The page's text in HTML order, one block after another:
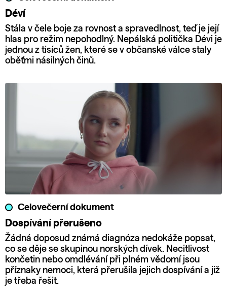
Déví
Stála v čele boje za rovnost a spravedlnost, teď je její
hlas pro režim nepohodlný. Nepálská politička Dévi je
jednou z tisíců žen, které se v občanské válce staly
oběťmi násilných činů.
Celovečerní dokument
Dospívání přerušeno
Žádná doposud známá diagnóza nedokáže popsat,
co se děje se skupinou norských dívek. Necitlivost
končetin nebo omdlévání při plném vědomí jsou
příznaky nemoci, která přerušila jejich dospívání a již
je třeba řešit.